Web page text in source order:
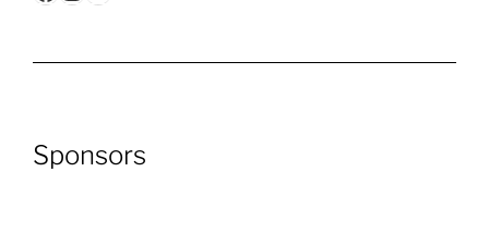
Sponsors